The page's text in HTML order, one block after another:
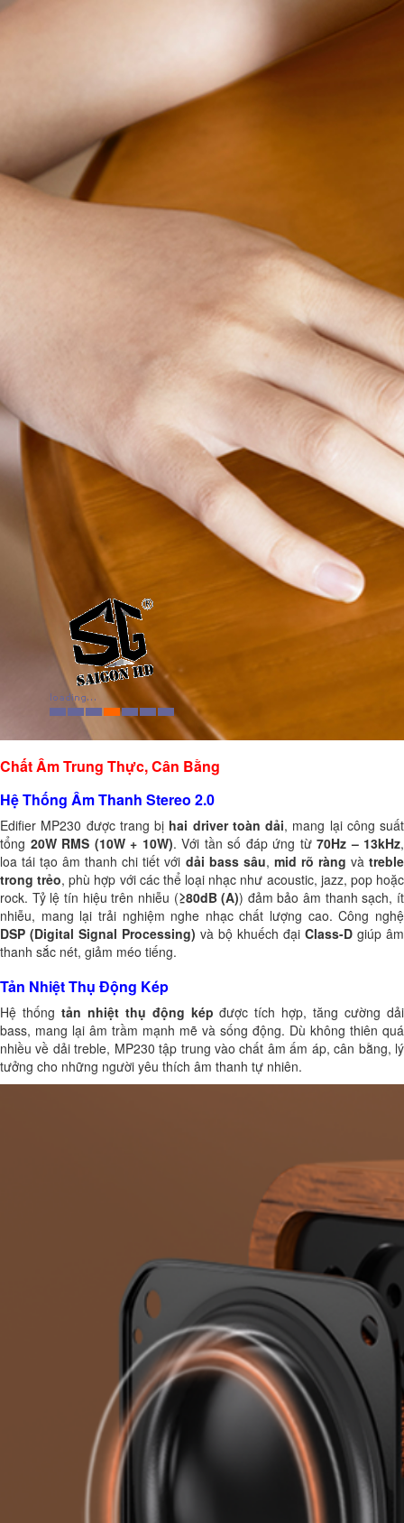
Chất Âm Trung Thực, Cân Bằng
Hệ Thống Âm Thanh Stereo 2.0
Edifier MP230 được trang bị hai driver toàn dải, mang lại công suất
tổng 20W RMS (10W + 10W). Với tần số đáp ứng từ 70Hz – 13kHz,
loa tái tạo âm thanh chi tiết với dải bass sâu, mid rõ ràng vàtreble
trong trẻo, phù hợp với các thể loại nhạc như acoustic, jazz, pop hoặc
rock. Tỷ lệ tín hiệu trên nhiễu (≥80dB (A)) đảm bảo âm thanh sạch, ít
nhiễu, mang lại trải nghiệm nghe nhạc chất lượng cao. Công nghệ
DSP (Digital Signal Processing) và bộ khuếch đại Class-D giúp âm
thanh sắc nét, giảm méo tiếng.
Tản Nhiệt Thụ Động Kép
Hệ thống tản nhiệt thụ động kép được tích hợp, tăng cường dải
bass, mang lại âm trầm mạnh mẽ và sống động. Dù không thiên quá
nhiều về dải treble, MP230 tập trung vào chất âm ấm áp, cân bằng, lý
tưởng cho những người yêu thích âm thanh tự nhiên.